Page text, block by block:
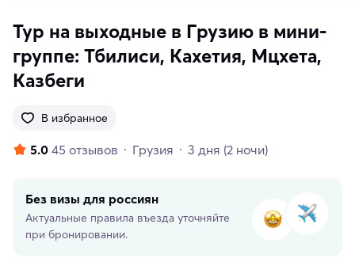
Тур на выходные в Грузию в мини-
группе: Тбилиси, Кахетия, Мцхета,
Казбеги
В избранное
5.0 45 отзывов Грузия 3 дня (2 ночи)
Без визы для россиян
Актуальные правила въезда уточняйте
при бронировании.